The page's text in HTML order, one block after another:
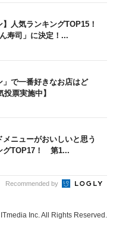
】人気ランキングTOP15！
寿司」に決定！...
」で一番好きなお店はど
票実施中】
メニューがおいしいと思う
グTOP17！ 第1...
Recommended by
Inc. All Rights Reserved.